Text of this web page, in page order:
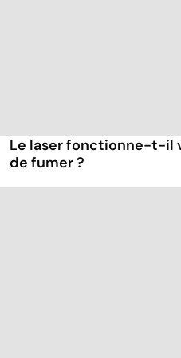
Le laser fonctionne-t-il
de fumer ?